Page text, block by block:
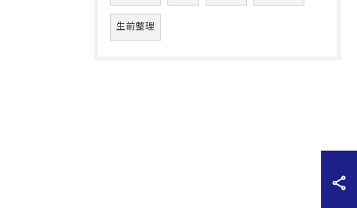
生前整理